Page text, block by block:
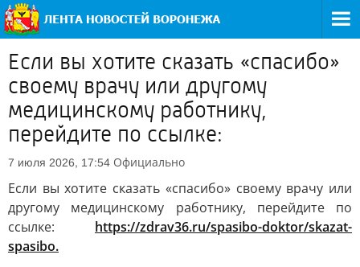
Если вы хотите сказать «спасибо»
своему врачу или другому
медицинскому работнику,
перейдите по ссылке:
7 июля 2026, 17:54 Официально
Если вы хотите сказать «спасибо» своему врачу или
другому медицинскому работнику, перейдите по
ссылке: https://zdrav36.ru/spasibo-doktor/skazat-
spasibo.